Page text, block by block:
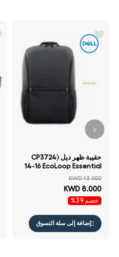
حقيبة ظهر ديل CP3724)
14-16 EcoLoop Essential
حقيبة ظهر أسود
KWD 13.000
KWD 8.000
خصم 39%
إضافة إلى سلة التسوق